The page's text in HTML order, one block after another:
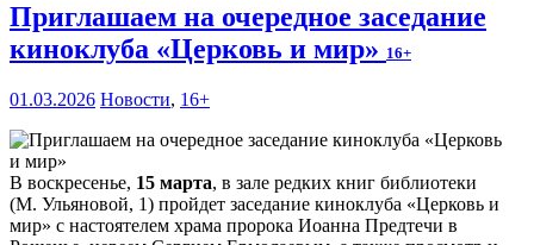
Приглашаем на очередное заседание
киноклуба «Церковь и мир» 16+
01.03.2026 Новости, 16+
В воскресенье, 15 марта, в зале редких книг библиотеки
(М. Ульяновой, 1) пройдет заседание киноклуба «Церковь и
мир» с настоятелем храма пророка Иоанна Предтечи в